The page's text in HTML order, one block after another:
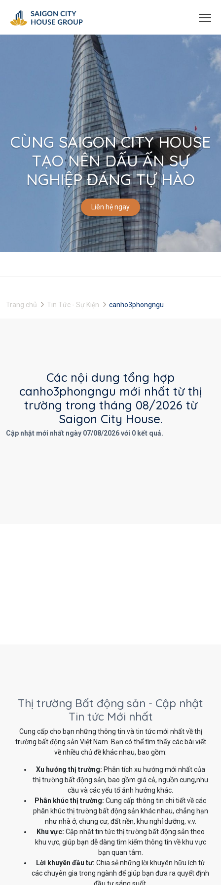
CÙNG SAIGON CITY HOUSE
TẠO NÊN DẤU ẤN SỰ
NGHIỆP ĐÁNG TỰ HÀO
Liên hệ ngay
Trang chủ Tin Tức - Sự Kiện canho3phongngu
Các nội dung tổng hợp
canho3phongngu mới nhất từ thị
trường trong tháng 08/2026 từ
Saigon City House.
Cập nhật mới nhất ngày 07/08/2026 với 0 kết quả.
Thị trường Bất động sản - Cập nhật
Tin tức Mới nhất
Cung cấp cho bạn những thông tin và tin tức mới nhất về thị
trường bất động sản Việt Nam. Bạn có thể tìm thấy các bài viết
về nhiều chủ đề khác nhau, bao gồm:
Xu hướng thị trường: Phân tích xu hướng mới nhất của
thị trường bất động sản, bao gồm giá cả, nguồn cung,nhu
cầu và các yếu tố ảnh hưởng khác.
Phân khúc thị trường: Cung cấp thông tin chi tiết về các
phân khúc thị trường bất động sản khác nhau, chẳng hạn
như nhà ở, chung cư, đất nền, khu nghỉ dưỡng, v.v.
Khu vực: Cập nhật tin tức thị trường bất động sản theo
khu vực, giúp bạn dễ dàng tìm kiếm thông tin về khu vực
bạn quan tâm.
Lời khuyên đầu tư: Chia sẻ những lời khuyên hữu ích từ
các chuyên gia trong ngành để giúp bạn đưa ra quyết định